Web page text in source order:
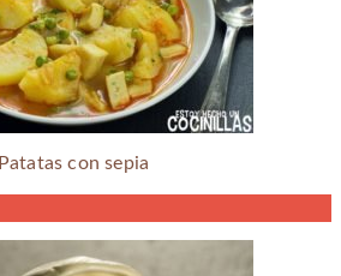
Patatas con sepia